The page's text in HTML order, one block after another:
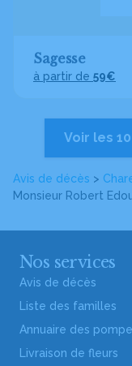
Avis de décès >
Monsieur Robert
Sagesse
à partir de 59€
Voir les
Nos services
Avis de décès
Liste des familles
Annuaire des
Livraison de fleurs